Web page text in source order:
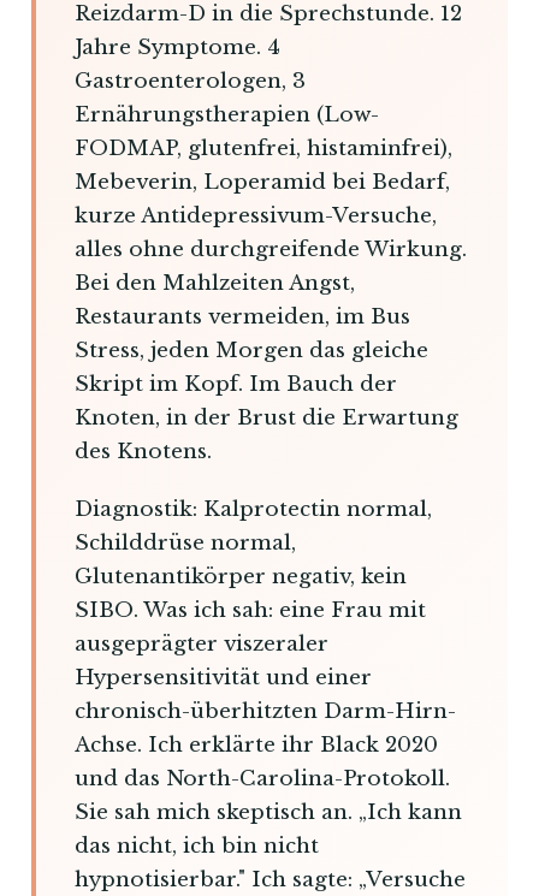
Reizdarm-D in die Sprechstunde. 12
Jahre Symptome. 4
Gastroenterologen, 3
Ernährungstherapien (Low-
FODMAP, glutenfrei, histaminfrei),
Mebeverin, Loperamid bei Bedarf,
kurze Antidepressivum-Versuche,
alles ohne durchgreifende Wirkung.
Bei den Mahlzeiten Angst,
Restaurants vermeiden, im Bus
Stress, jeden Morgen das gleiche
Skript im Kopf. Im Bauch der
Knoten, in der Brust die Erwartung
des Knotens.
Diagnostik: Kalprotectin normal,
Schilddrüse normal,
Glutenantikörper negativ, kein
SIBO. Was ich sah: eine Frau mit
ausgeprägter viszeraler
Hypersensitivität und einer
chronisch-überhitzten Darm-Hirn-
Achse. Ich erklärte ihr Black 2020
und das North-Carolina-Protokoll.
Sie sah mich skeptisch an. „Ich kann
das nicht, ich bin nicht
hypnotisierbar." Ich sagte: „Versuche